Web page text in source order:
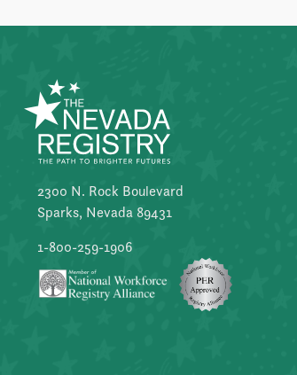
2300 N. Rock Boulevard
Sparks, Nevada 89431
1-800-259-1906